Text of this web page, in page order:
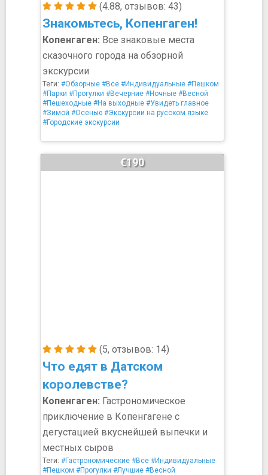
(4.88, отзывов: 43)
Знакомьтесь, Копенгаген!
Копенгаген: Все знаковые места
сказочного города на обзорной
экскурсии
Теги: #Обзорные #Все #Индивидуальные #Пешком
#Парки #Прогулки #Вечерние #Ночные #Весной
#Пешеходные #На выходные #Увидеть главное
#Зимой #Осенью #Экскурсии на русском языке
#Городские экскурсии
(5, отзывов: 14)
Что едят в Датском
королевстве?
€190
Копенгаген: Гастрономическое
приключение в Копенгагене с
дегустацией вкуснейшей выпечки и
местных сыров
Теги: #Гастрономические #Все #Индивидуальные
#Пешком #Прогулки #Лучшие #Весной